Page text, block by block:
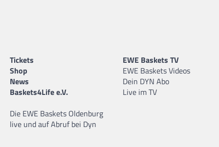
Tickets
Shop
News
Baskets4Life e.V.
Die EWE Baskets Oldenburg
live und auf Abruf bei Dyn
EWE Baskets TV
EWE Baskets Videos
Dein DYN Abo
Live im TV